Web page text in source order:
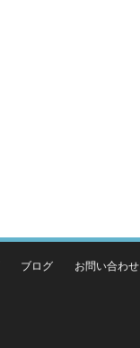
ブログ お問い合わせ